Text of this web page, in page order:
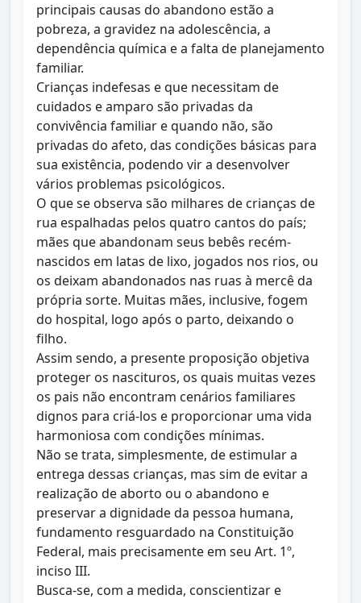
principais causas do abandono estão a
pobreza, a gravidez na adolescência, a
dependência química e a falta de planejamento
familiar.
Crianças indefesas e que necessitam de
cuidados e amparo são privadas da
convivência familiar e quando não, são
privadas do afeto, das condições básicas para
sua existência, podendo vir a desenvolver
vários problemas psicológicos.
O que se observa são milhares de crianças de
rua espalhadas pelos quatro cantos do país;
mães que abandonam seus bebês recém-
nascidos em latas de lixo, jogados nos rios, ou
os deixam abandonados nas ruas à mercê da
própria sorte. Muitas mães, inclusive, fogem
do hospital, logo após o parto, deixando o
filho.
Assim sendo, a presente proposição objetiva
proteger os nascituros, os quais muitas vezes
os pais não encontram cenários familiares
dignos para criá-los e proporcionar uma vida
harmoniosa com condições mínimas.
Não se trata, simplesmente, de estimular a
entrega dessas crianças, mas sim de evitar a
realização de aborto ou o abandono e
preservar a dignidade da pessoa humana,
fundamento resguardado na Constituição
Federal, mais precisamente em seu Art. 1º,
inciso III.
Busca-se, com a medida, conscientizar e